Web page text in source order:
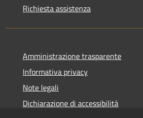
Richiesta assistenza
Amministrazione trasparente
Informativa privacy
Note legali
Dichiarazione di accessibilità